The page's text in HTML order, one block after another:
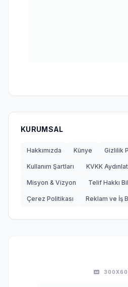
KURUMSAL
Hakkımızda Künye Gizlilik
Kullanım Şartları KVKK
Misyon & Vizyon Telif Hakkı
Çerez Politikası Reklam ve İş